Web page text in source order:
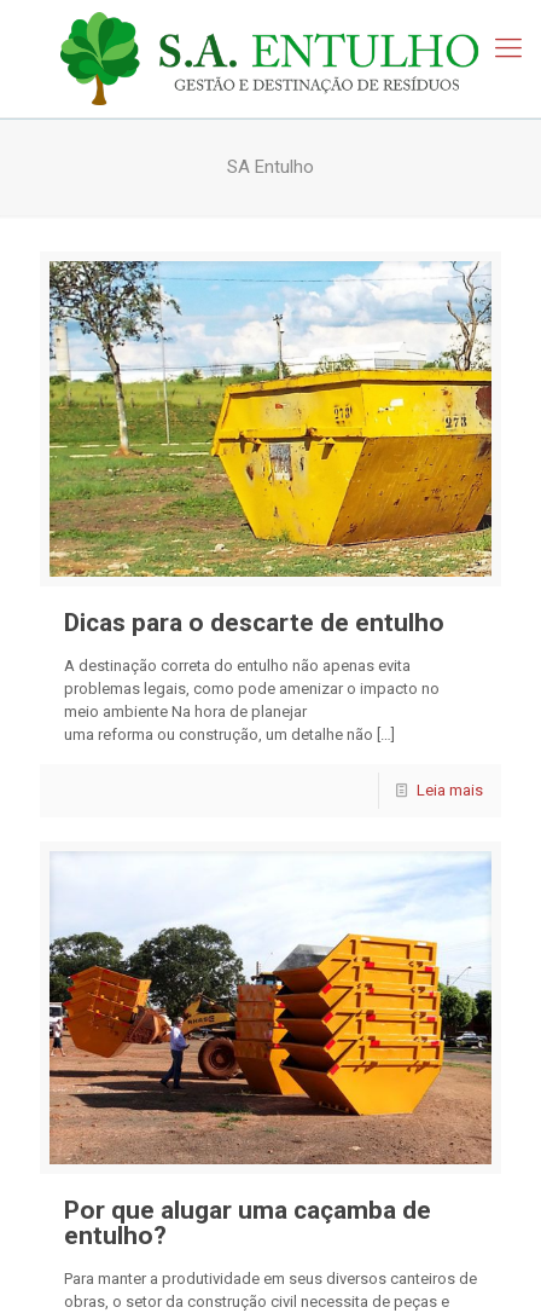
SA Entulho
Dicas para o descarte de entulho
A destinação correta do entulho não apenas evita
problemas legais, como pode amenizar o impacto no
meio ambiente Na hora de planejar
uma reforma ou construção, um detalhe não […]
Leia mais
Por que alugar uma caçamba de
entulho?
Para manter a produtividade em seus diversos canteiros de
obras, o setor da construção civil necessita de peças e